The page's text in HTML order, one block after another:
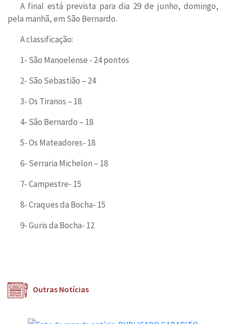
A final está prevista para dia 29 de junho, domingo,
pela manhã, em São Bernardo.
A classificação:
1- São Manoelense - 24 pontos
2- São Sebastião – 24
3- Os Tiranos – 18
4- São Bernardo – 18
5- Os Mateadores- 18
6- Serraria Michelon – 18
7- Campestre- 15
8- Craques da Bocha- 15
9- Guris da Bocha- 12
Outras Notícias